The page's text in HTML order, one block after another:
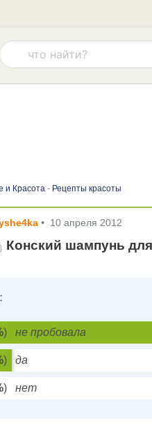
и Красота - Рецепты красоты
• 10 апреля 2012
Конский шампунь
) не пробовала
) да
) нет